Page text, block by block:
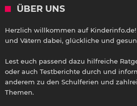
ÜBER UNS
Herzlich willkommen auf
und Vätern dabei, glückliche und
Lest euch passend dazu hilfreiche
oder auch Testberichte durch und
anderem zu den Schulferien und
Themen.